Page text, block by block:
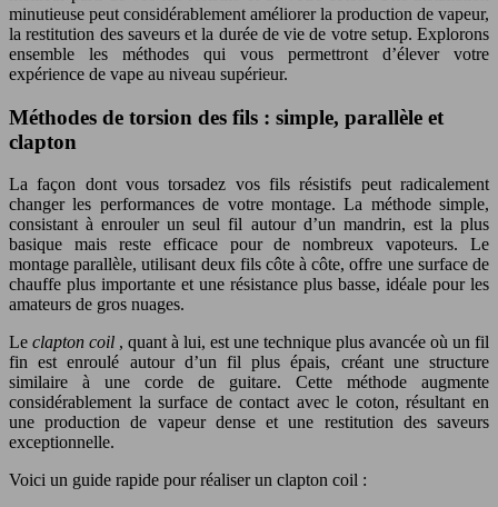
minutieuse peut considérablement améliorer la production de vapeur,
la restitution des saveurs et la durée de vie de votre setup. Explorons
ensemble les méthodes qui vous permettront d’élever votre
expérience de vape au niveau supérieur.
Méthodes de torsion des fils : simple, parallèle et
clapton
La façon dont vous torsadez vos fils résistifs peut radicalement
changer les performances de votre montage. La méthode simple,
consistant à enrouler un seul fil autour d’un mandrin, est la plus
basique mais reste efficace pour de nombreux vapoteurs. Le
montage parallèle, utilisant deux fils côte à côte, offre une surface de
chauffe plus importante et une résistance plus basse, idéale pour les
amateurs de gros nuages.
Le clapton coil , quant à lui, est une technique plus avancée où un fil
fin est enroulé autour d’un fil plus épais, créant une structure
similaire à une corde de guitare. Cette méthode augmente
considérablement la surface de contact avec le coton, résultant en
une production de vapeur dense et une restitution des saveurs
exceptionnelle.
Voici un guide rapide pour réaliser un clapton coil :